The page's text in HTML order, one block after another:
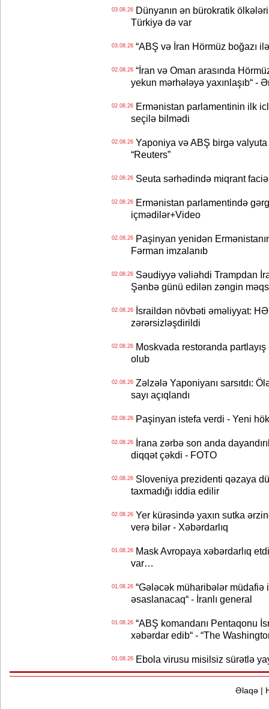
03.08.26Dünyanın ən bürokratik ölkələri
Türkiyə də var
03.08.26“ABŞ və İran Hörmüz boğazı ilə
02.08.26“İran və Oman arasında
yekun mərhələyə yaxınlaşıb“ -
02.08.26Ermənistan parlamentinin ilk
seçilə bilmədi
02.08.26Yaponiya və ABŞ birgə valyuta
“Reuters”
02.08.26Seuta sərhədində miqrant
02.08.26Ermənistan parlamentində
içmədilər+Video
02.08.26Paşinyan yenidən
Fərman imzalanıb
02.08.26Səudiyyə vəliəhdi Trampdan
Şənbə günü edilən zəngin
02.08.26İsraildən növbəti əməliyyat:
zərərsizləşdirildi
02.08.26Moskvada restoranda
olub
02.08.26Zəlzələ Yaponiyanı sarsıtdı:
sayı açıqlandı
02.08.26Paşinyan istefa verdi - Yeni
02.08.26İrana zərbə son anda
diqqət çəkdi - FOTO
02.08.26Sloveniya prezidenti qəzaya
taxmadığı iddia edilir
02.08.26Yer kürəsində yaxın sutka
verə bilər - Xəbərdarlıq
01.08.26Mask Avropaya xəbərdarlıq
var…
01.08.26“Gələcək müharibələr müdafiə
əsaslanacaq“ - İranlı general
01.08.26“ABŞ komandanı Pentaqonu
xəbərdar edib“ - “The
01.08.26Ebola virusu misilsiz sürətlə
Əlaqə|